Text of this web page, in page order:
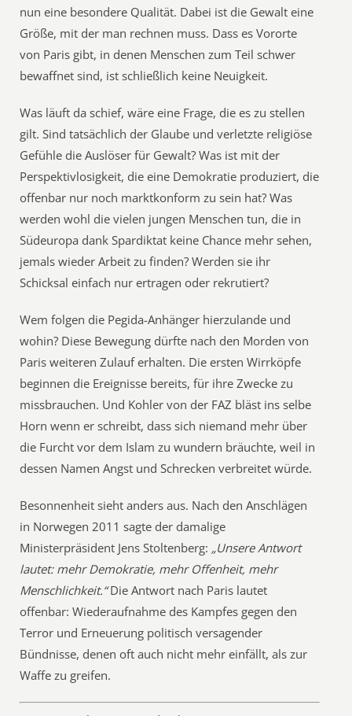
nun eine besondere Qualität. Dabei ist die Gewalt eine
Größe, mit der man rechnen muss. Dass es Vororte
von Paris gibt, in denen Menschen zum Teil schwer
bewaffnet sind, ist schließlich keine Neuigkeit.
Was läuft da schief, wäre eine Frage, die es zu stellen
gilt. Sind tatsächlich der Glaube und verletzte religiöse
Gefühle die Auslöser für Gewalt? Was ist mit der
Perspektivlosigkeit, die eine Demokratie produziert, die
offenbar nur noch marktkonform zu sein hat? Was
werden wohl die vielen jungen Menschen tun, die in
Südeuropa dank Spardiktat keine Chance mehr sehen,
jemals wieder Arbeit zu finden? Werden sie ihr
Schicksal einfach nur ertragen oder rekrutiert?
Wem folgen die Pegida-Anhänger hierzulande und
wohin? Diese Bewegung dürfte nach den Morden von
Paris weiteren Zulauf erhalten. Die ersten Wirrköpfe
beginnen die Ereignisse bereits, für ihre Zwecke zu
missbrauchen. Und Kohler von der FAZ bläst ins selbe
Horn wenn er schreibt, dass sich niemand mehr über
die Furcht vor dem Islam zu wundern bräuchte, weil in
dessen Namen Angst und Schrecken verbreitet würde.
Besonnenheit sieht anders aus. Nach den Anschlägen
in Norwegen 2011 sagte der damalige
Ministerpräsident Jens Stoltenberg: „Unsere Antwort
lautet: mehr Demokratie, mehr Offenheit, mehr
Menschlichkeit.“Die Antwort nach Paris lautet
offenbar: Wiederaufnahme des Kampfes gegen den
Terror und Erneuerung politisch versagender
Bündnisse, denen oft auch nicht mehr einfällt, als zur
Waffe zu greifen.